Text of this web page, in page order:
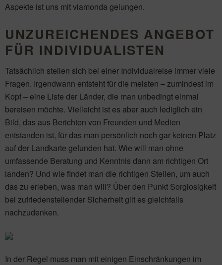
Aspekte ist uns mit viamonda gelungen.
UNZUREICHENDES ANGEBOT
FÜR INDIVIDUALISTEN
Tatsächlich stellen sich bei einer Individualreise immer viele
Fragen. Irgendwann entsteht für die meisten – zumindest im
Kopf – eine Liste der Länder, die man unbedingt einmal
bereisen möchte. Vielleicht ist es aber auch lediglich ein
Bild, das aus Berichten von Freunden und Medien
entstanden ist, für das man persönlich noch gar keinen Platz
auf der Landkarte gefunden hat. Wie will man ohne
umfassende Beratung und Kenntnis dann am richtigen Ort
landen? Und wie findet man die richtigen Stellen, um auch
das zu erleben, was man will? Über den Punkt Sorglosigkeit
bei zufriedenstellender Sicherheit gilt es gleichfalls
nachzudenken.
In der Regel muss man mit einigen Einschränkungen im